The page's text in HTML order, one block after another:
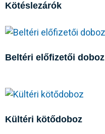
Kötéslezárók
Beltéri előfizetői doboz
Kültéri kötődoboz